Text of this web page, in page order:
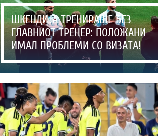
ШКЕНДИЈА ТРЕНИРАШЕ БЕЗ
ГЛАВНИОТ ТРЕНЕР: ПОЛОЖАНИ
ИМАЛ ПРОБЛЕМИ СО ВИЗАТА!